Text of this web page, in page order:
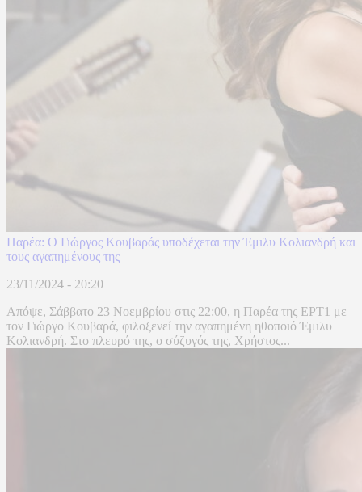
Παρέα: O Γιώργος Κουβαράς υποδέχεται την Έμιλυ Κολιανδρή και
τους αγαπημένους της
23/11/2024 - 20:20
Απόψε, Σάββατο 23 Νοεμβρίου στις 22:00, η Παρέα της ΕΡΤ1 με
τον Γιώργο Κουβαρά, φιλοξενεί την αγαπημένη ηθοποιό Έμιλυ
Κολιανδρή. Στο πλευρό της, ο σύζυγός της, Χρήστος...